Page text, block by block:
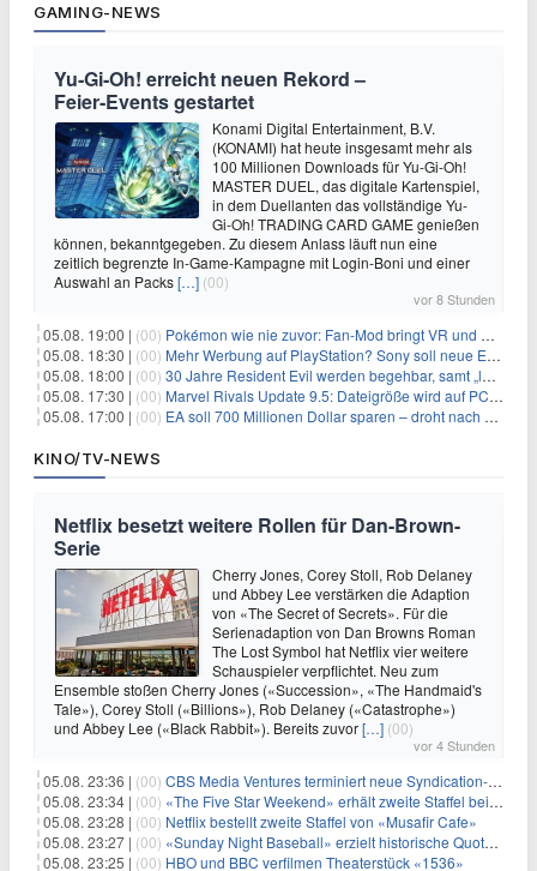
GAMING-NEWS
Yu‑Gi‑Oh! erreicht neuen Rekord –
Feier‑Events gestartet
Konami Digital Entertainment, B.V.
(KONAMI) hat heute insgesamt mehr als
100 Millionen Downloads für Yu-Gi-Oh!
MASTER DUEL, das digitale Kartenspiel,
in dem Duellanten das vollständige Yu-
Gi-Oh! TRADING CARD GAME genießen
können, bekanntgegeben. Zu diesem Anlass läuft nun eine
zeitlich begrenzte In-Game-Kampagne mit Login-Boni und einer
Auswahl an Packs[…] (00)
vor 8 Stunden
05.08. 19:00 | (00) Pokémon wie nie zuvor: Fan-Mod bringt VR und Ego-Perspektive nach Kanto
05.08. 18:30 | (00) Mehr Werbung auf PlayStation? Sony soll neue Einnahmequellen prüfen
05.08. 18:00 | (00) 30 Jahre Resident Evil werden begehbar, samt „lebensgroßem Leon“
05.08. 17:30 | (00) Marvel Rivals Update 9.5: Dateigröße wird auf PC und Konsolen deutlich reduziert
05.08. 17:00 | (00) EA soll 700 Millionen Dollar sparen – droht nach der Übernahme die nächste Entlassungswelle?
KINO/TV-NEWS
Netflix besetzt weitere Rollen für Dan-Brown-
Serie
Cherry Jones, Corey Stoll, Rob Delaney
und Abbey Lee verstärken die Adaption
von «The Secret of Secrets». Für die
Serienadaption von Dan Browns Roman
The Lost Symbol hat Netflix vier weitere
Schauspieler verpflichtet. Neu zum
Ensemble stoßen Cherry Jones («Succession», «The Handmaid's
Tale»), Corey Stoll («Billions»), Rob Delaney («Catastrophe»)
und Abbey Lee («Black Rabbit»). Bereits zuvor[…] (00)
vor 4 Stunden
05.08. 23:36 | (00) CBS Media Ventures terminiert neue Syndication-Formate
05.08. 23:34 | (00) «The Five Star Weekend» erhält zweite Staffel bei Peacock
05.08. 23:28 | (00) Netflix bestellt zweite Staffel von «Musafir Cafe»
05.08. 23:27 | (00) «Sunday Night Baseball» erzielt historische Quotenserie für NBC
05.08. 23:25 | (00) HBO und BBC verfilmen Theaterstück «1536»